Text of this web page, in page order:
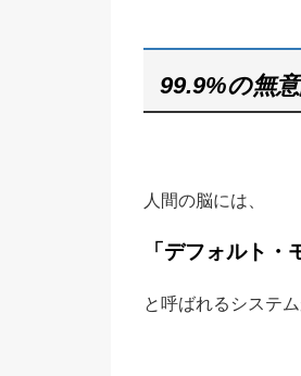
99.9%の無
人間の脳には、
「デフォルト・
と呼ばれるシステム